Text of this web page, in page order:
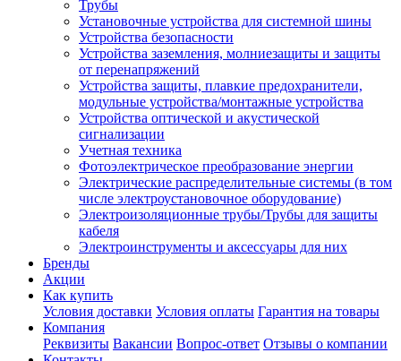
Трубы
Установочные устройства для системной шины
Устройства безопасности
Устройства заземления, молниезащиты и защиты
от перенапряжений
Устройства защиты, плавкие предохранители,
модульные устройства/монтажные устройства
Устройства оптической и акустической
сигнализации
Учетная техника
Фотоэлектрическое преобразование энергии
Электрические распределительные системы (в том
числе электроустановочное оборудование)
Электроизоляционные трубы/Трубы для защиты
кабеля
Электроинструменты и аксессуары для них
Бренды
Акции
Как купить
Условия доставки Условия оплаты Гарантия на товары
Компания
Реквизиты Вакансии Вопрос-ответ Отзывы о компании